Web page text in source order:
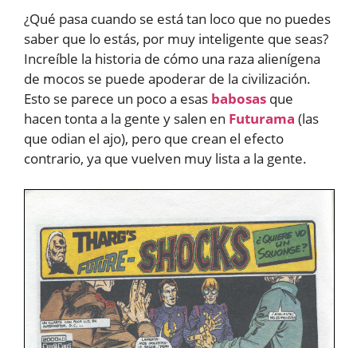
¿Qué pasa cuando se está tan loco que no puedes
saber que lo estás, por muy inteligente que seas?
Increíble la historia de cómo una raza alienígena
de mocos se puede apoderar de la civilización.
Esto se parece un poco a esas babosas que
hacen tonta a la gente y salen en Futurama (las
que odian el ajo), pero que crean el efecto
contrario, ya que vuelven muy lista a la gente.